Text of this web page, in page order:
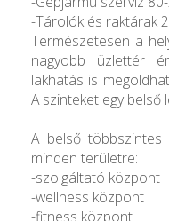
-Tárolók és raktárak
Természetesen a
nagyobb üzlettér
lakhatás is
A szinteket egy belső
A belső többszintes
minden területre:
-szolgáltató központ
-wellness központ
-fitness központ